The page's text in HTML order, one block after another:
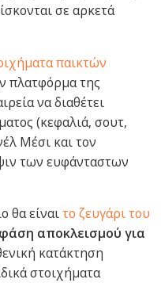
σε αρκετά
παικτών
πλατφόρμα της
να διαθέτει
(κεφαλιά, σουτ,
Μέσι και τον
των ευφάνταστων
θα είναιτο ζευγάρι του
αποκλεισμού για
κατάκτηση
στοιχήματα